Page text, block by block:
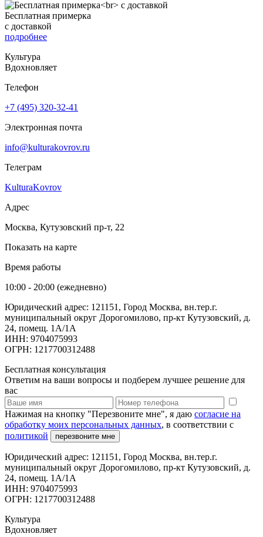
Бесплатная примерка
с доставкой
подробнее
Культура
Вдохновляет
Телефон
+7 (495) 320-32-41
Электронная почта
info@kulturakovrov.ru
Телеграм
KulturaKovrov
Адрес
Москва, Кутузовский пр-т, 22
Показать на карте
Время работы
10:00 - 20:00 (ежедневно)
Юридический адрес: 121151, Город Москва, вн.тер.г.
муниципальный округ Дорогомилово, пр-кт Кутузовский, д.
24, помещ. 1А/1А
ИНН: 9704075993
ОГРН: 1217700312488
Бесплатная консультация
Ответим на ваши вопросы и подберем лучшее решение для
вас
Нажимая на кнопку "Перезвоните мне", я даю согласие на
обработку моих персональных данных, в соответствии с
политикой
перезвоните мне
Юридический адрес: 121151, Город Москва, вн.тер.г.
муниципальный округ Дорогомилово, пр-кт Кутузовский, д.
24, помещ. 1А/1А
ИНН: 9704075993
ОГРН: 1217700312488
Культура
Вдохновляет